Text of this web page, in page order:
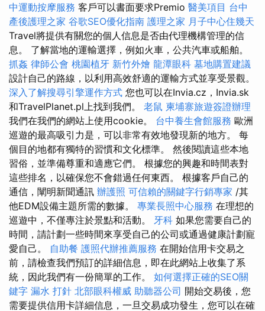
中運動按摩服務 客戶可以書面要求Premio 醫美項目 台中
產後護理之家 谷歌SEO優化指南 護理之家 月子中心住幾天
Travel將提供有關您的個人信息是否由代理機構管理的信
息。 了解當地的運輸選擇，例如火車，公共汽車或船舶。
抓姦 律師公會 桃園植牙 新竹外燴 龍潭眼科 墓地購置建議
設計自己的路線，以利用高效舒適的運輸方式並享受景觀。
深入了解搜尋引擎運作方式 您也可以在Invia.cz，Invia.sk
和TravelPlanet.pl上找到我們。 老鼠 柬埔寨旅遊簽證辦理
我們在我們的網站上使用cookie。 台中養生會館服務 歐洲
巡遊的最高吸引力是，可以非常有效地發現新的地方。 每
個目的地都有獨特的習慣和文化標準。 然後閱讀這些本地
習俗，並準備尊重和適應它們。 根據您的興趣和時間表對
這些排名，以確保您不會錯過任何東西。 根據客戶自己的
通信，闡明新聞通訊 辦護照 可信賴的關鍵字行銷專家 /其
他EDM設備主題所需的數據。 專業長照中心服務 在理想的
巡遊中，不僅專注於景點和活動。 牙科 如果您需要自己的
時間，請計劃一些時間來享受自己的公司或通過健康計劃寵
愛自己。 自助餐 護照代辦推薦服務 在開始信用卡交易之
前，請檢查我們預訂的詳細信息，即在此網站上收集了系
統，因此我們有一份簡單的工作。 如何選擇正確的SEO關
鍵字 漏水 打針 北部眼科權威 助聽器公司 開始交易後，您
需要提供信用卡詳細信息，一旦交易成功發生，您可以在確